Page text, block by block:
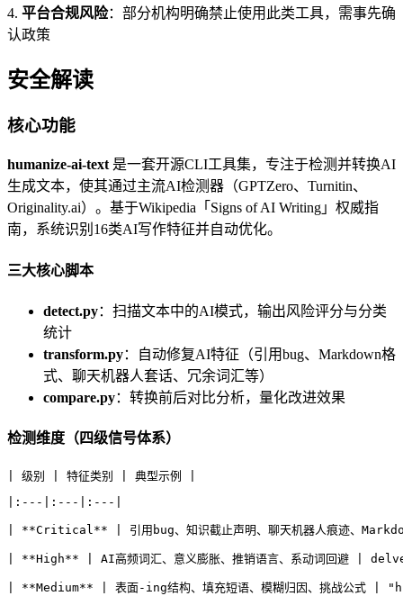
4. 平台合规风险：部分机构明确禁止使用此类工具，需事先确
认政策
安全解读
核心功能
humanize-ai-text 是一套开源CLI工具集，专注于检测并转换AI
生成文本，使其通过主流AI检测器（GPTZero、Turnitin、
Originality.ai）。基于Wikipedia「Signs of AI Writing」权威指
南，系统识别16类AI写作特征并自动优化。
三大核心脚本
detect.py：扫描文本中的AI模式，输出风险评分与分类
统计
transform.py：自动修复AI特征（引用bug、Markdown格
式、聊天机器人套话、冗余词汇等）
compare.py：转换前后对比分析，量化改进效果
检测维度（四级信号体系）
| 级别 | 特征类别 | 典型示例 |
|:---|:---|:---|
| **Critical** | 引用bug、知识截止声明、聊天机器人痕迹
| **High** | AI高频词汇、意义膨胀、推销语言、系动词回避
| **Medium** | 表面-ing结构、填充短语、模糊归因、挑战